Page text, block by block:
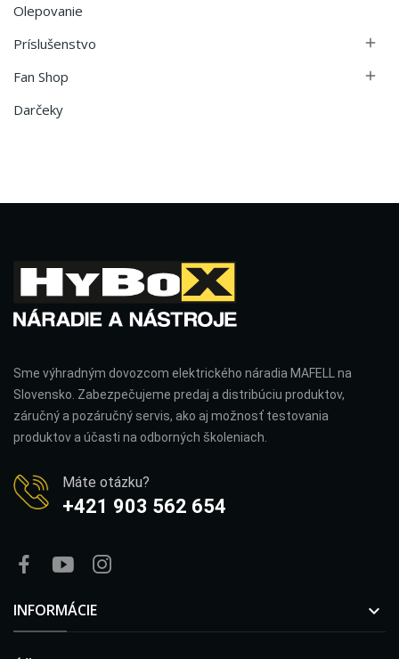
Olepovanie
Príslušenstvo

Fan Shop 
Darčeky
Sme výhradným dovozcom elektrického náradia MAFELL na
Slovensko. Zabezpečujeme predaj a distribúciu produktov,
záručný a pozáručný servis, ako aj možnosť testovania
produktov a účasti na odborných školeniach.
Máte otázku?
+421 903 562 654
INFORMÁCIE 